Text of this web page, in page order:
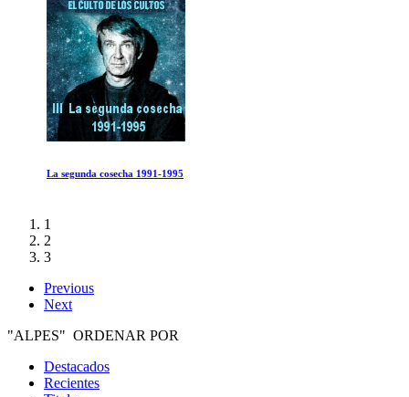
La segunda cosecha 1991-1995
1
2
3
Previous
Next
"ALPES" ORDENAR POR
Destacados
Recientes